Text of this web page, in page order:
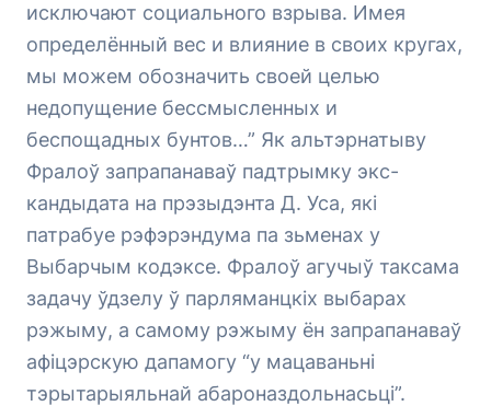
исключают социального взрыва. Имея
определённый вес и влияние в своих кругах,
мы можем обозначить своей целью
недопущение бессмысленных и
беспощадных бунтов…” Як альтэрнатыву
Фралоў запрапанаваў падтрымку экс-
кандыдата на прэзыдэнта Д. Уса, які
патрабуе рэфэрэндума па зьменах у
Выбарчым кодэксе. Фралоў агучыў таксама
задачу ўдзелу ў парляманцкіх выбарах
рэжыму, а самому рэжыму ён запрапанаваў
афіцэрскую дапамогу “у мацаваньні
тэрытарыяльнай абароназдольнасьці”.